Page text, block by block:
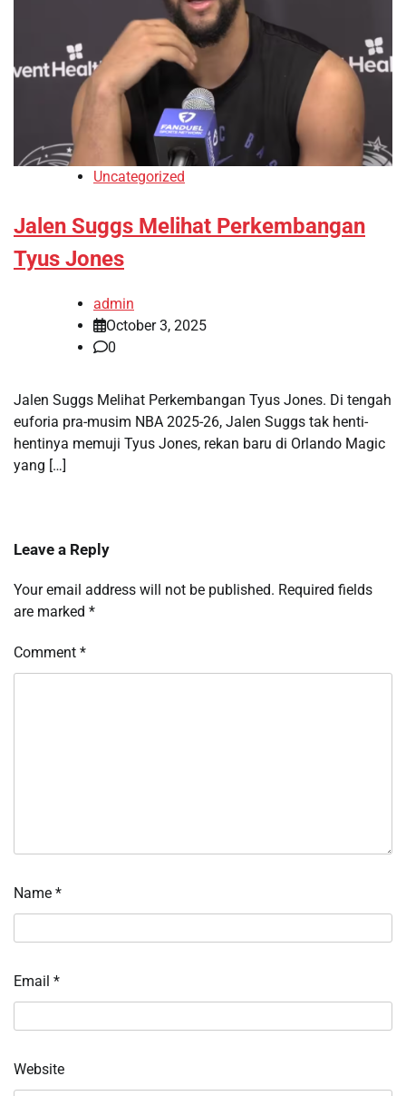
Uncategorized
Jalen Suggs Melihat Perkembangan
Tyus Jones
admin
October 3, 2025
0
Jalen Suggs Melihat Perkembangan Tyus Jones. Di tengah
euforia pra-musim NBA 2025-26, Jalen Suggs tak henti-
hentinya memuji Tyus Jones, rekan baru di Orlando Magic
yang […]
Leave a Reply
Your email address will not be published. Required fields
are marked *
Comment *
Name *
Email *
Website